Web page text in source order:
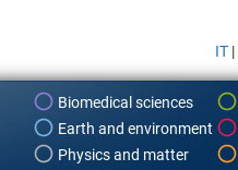
IT |
Biomedical sciences
Earth and environment
Physics and matter